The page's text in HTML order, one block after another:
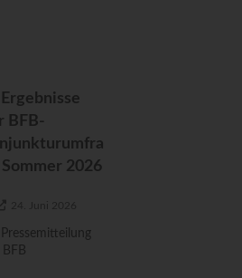
Ergebnisse
BFB-
2026
BFB